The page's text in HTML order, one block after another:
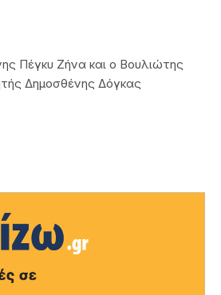
Πέγκυ Ζήνα και ο Βουλιώτης
Δημοσθένης Δόγκας